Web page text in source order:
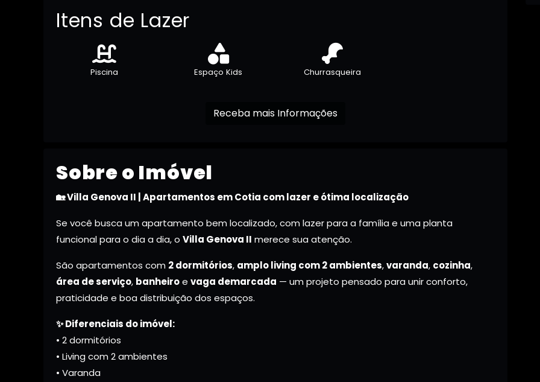
Itens de Lazer
Piscina Espaço Kids Churrasqueira
Receba mais Informações
Sobre o Imóvel
🏡 Villa Genova II | Apartamentos em Cotia com lazer e ótima localização
Se você busca um apartamento bem localizado, com lazer para a família e uma planta
funcional para o dia a dia, o Villa Genova II merece sua atenção.
São apartamentos com 2 dormitórios, amplo living com 2 ambientes,varanda, cozinha,
área de serviço, banheiroe vaga demarcada — um projeto pensado para unir conforto,
praticidade e boa distribuição dos espaços.
✨ Diferenciais do imóvel:
• 2 dormitórios
• Living com 2 ambientes
• Varanda